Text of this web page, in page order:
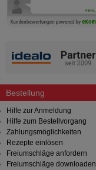
Bestellung
Hilfe zur Anmeldung
Hilfe zum Bestellvorgang
Zahlungsmöglichkeiten
Rezepte einlösen
Freiumschläge anfordern
Freiumschläge downloaden